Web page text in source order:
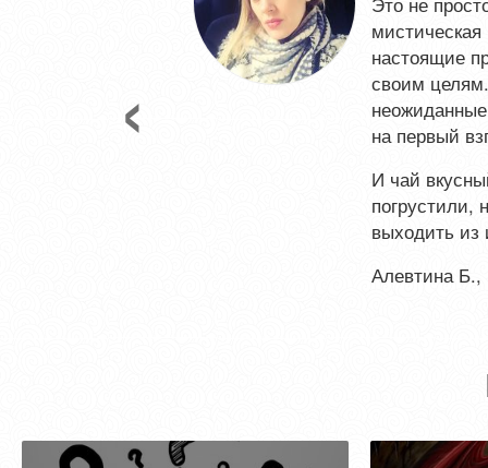
настоящие
своим
на первый
И чай
погрустили,
выходить
Алевтина Б.,